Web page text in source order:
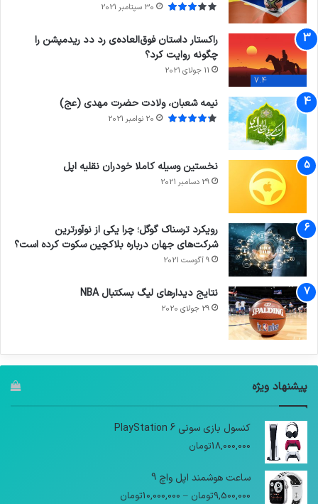
30 سپتامبر 2021
7.4
راکستار داستان فوق‌العاده‌ی رد دد ریدمپشن را
چگونه روایت کرد؟
11 جولای 2021
نیمه شعبان، ولادت حضرت مهدی (عج)
20 نوامبر 2021
نخستین وسیله کاملا خودران نقلیه اپل
29 دسامبر 2021
رویکرد ترسناک گوگل؛ چرا یکی از نوآورترین
شرکت‌های جهان درباره بلاکچین سکوت کرده است؟
9 آگوست 2021
نتایج دیدار‌های لیگ بسکتبال NBA
29 جولای 2020
پیشنهاد ویژه
کنسول بازی سونی PlayStation 6
18,000,000تومان
ساعت هوشمند اپل واچ 9
9,500,000تومان –
10,000,000تومان